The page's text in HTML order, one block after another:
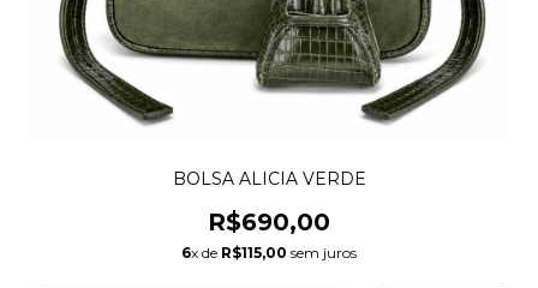
BOLSA ALICIA VERDE
R$690,00
6x de R$115,00 sem juros